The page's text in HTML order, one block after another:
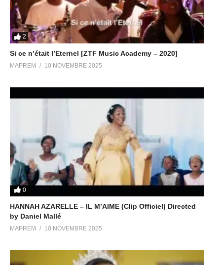
2
Si ce n’était l’Eternel [ZTF Music Academy – 2020]
MAPREM 10 NOVEMBRE 2025
0
HANNAH AZARELLE – IL M’AIME (Clip Officiel) Directed
by Daniel Mallé
MAPREM 10 NOVEMBRE 2025